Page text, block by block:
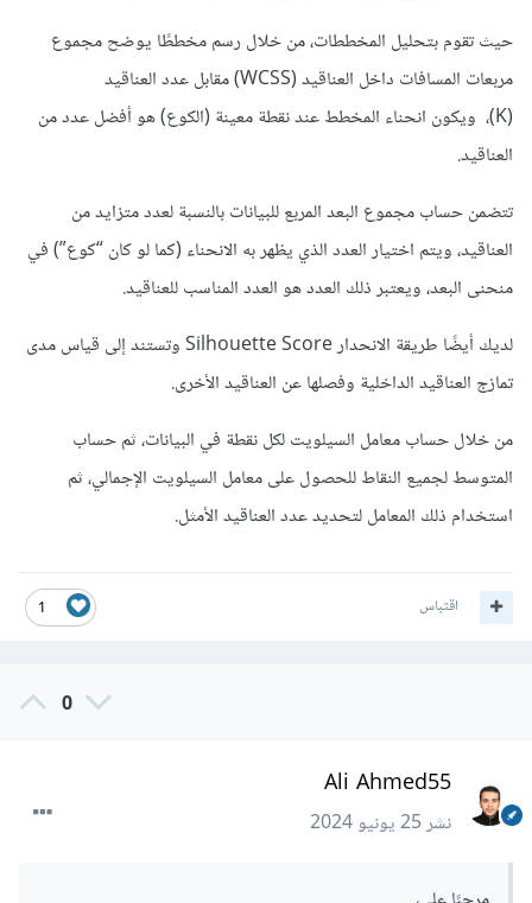
حيث تقوم بتحليل المخططات، من خلال رسم مخططًا يوضح مجموع
مربعات المسافات داخل العناقيد (WCSS) مقابل عدد العناقيد
(K)، ويكون انحناء المخطط عند نقطة معينة (الكوع) هو أفضل عدد من
العناقيد.
تتضمن حساب مجموع البعد المربع للبيانات بالنسبة لعدد متزايد من
العناقيد، ويتم اختيار العدد الذي يظهر به الانحناء (كما لو كان “كوع”) في
منحنى البعد، ويعتبر ذلك العدد هو العدد المناسب للعناقيد.
لديك أيضًا طريقة الانحدار Silhouette Score وتستند إلى قياس مدى
تمازج العناقيد الداخلية وفصلها عن العناقيد الأخرى.
من خلال حساب معامل السيلويت لكل نقطة في البيانات، ثم حساب
المتوسط لجميع النقاط للحصول على معامل السيلويت الإجمالي، ثم
استخدام ذلك المعامل لتحديد عدد العناقيد الأمثل.
1 اقتباس
0
Ali Ahmed55
نشر25 يونيو 2024